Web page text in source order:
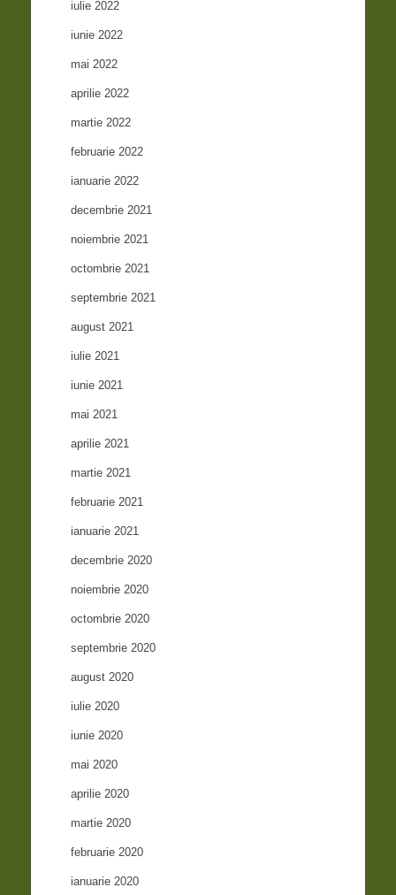
iulie 2022
iunie 2022
mai 2022
aprilie 2022
martie 2022
februarie 2022
ianuarie 2022
decembrie 2021
noiembrie 2021
octombrie 2021
septembrie 2021
august 2021
iulie 2021
iunie 2021
mai 2021
aprilie 2021
martie 2021
februarie 2021
ianuarie 2021
decembrie 2020
noiembrie 2020
octombrie 2020
septembrie 2020
august 2020
iulie 2020
iunie 2020
mai 2020
aprilie 2020
martie 2020
februarie 2020
ianuarie 2020